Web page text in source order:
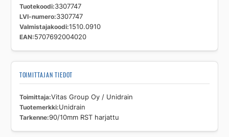
Tuotekoodi 3307747
LVI-numero 3307747
Valmistajakoodi 1510.0910
EAN 5707692004020
TOIMITTAJAN TIEDOT
Toimittaja Vitas Group Oy / Unidrain
Tuotemerkki Unidrain
Tarkenne 90/10mm RST harjattu